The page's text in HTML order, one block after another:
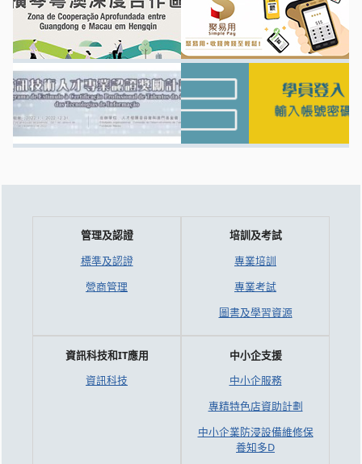
管理及認證
標準及認證
營商管理
培訓及考試
專業培訓
專業考試
圖書及學習資源
資訊科技和IT應用
資訊科技
中小企支援
中小企服務
專精特色店資助計劃
中小企業防浸設備維修保
養知多D